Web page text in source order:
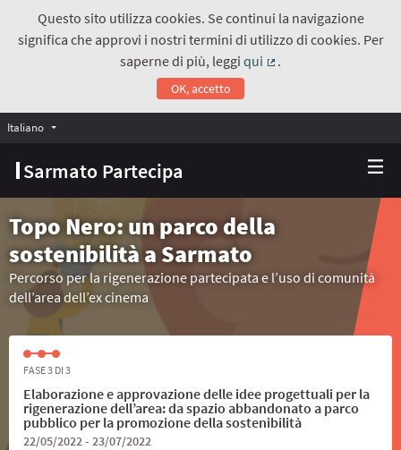
Questo sito utilizza cookies. Se continui la navigazione
significa che approvi i nostri termini di utilizzo di cookies. Per
saperne di più, leggiqui
.
OK, accetto
Sarmato Partecipa
Italiano Choose language
Topo Nero: un parco della
sostenibilità a Sarmato
Percorso per la rigenerazione partecipata e l’uso di comunità
dell’area dell’ex cinema
FASE 3 DI 3
Elaborazione e approvazione delle idee progettuali per la
rigenerazione dell’area: da spazio abbandonato a parco
pubblico per la promozione della sostenibilità
22/05/2022 - 23/07/2022